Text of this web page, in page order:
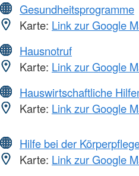
Gesundheitsprogramme
Karte: Link zur Google
Hausnotruf
Karte: Link zur Google
Hauswirtschaftliche
Karte: Link zur Google
Hilfe bei der
Karte: Link zur Google